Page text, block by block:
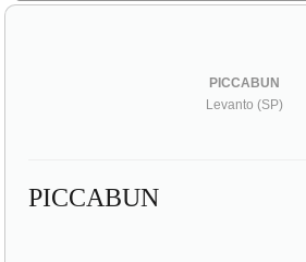
PICCABUN
Levanto (SP)
PICCABUN